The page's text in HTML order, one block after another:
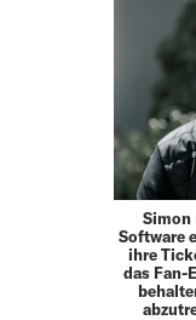
Simon
Software
ihre
das Fan-